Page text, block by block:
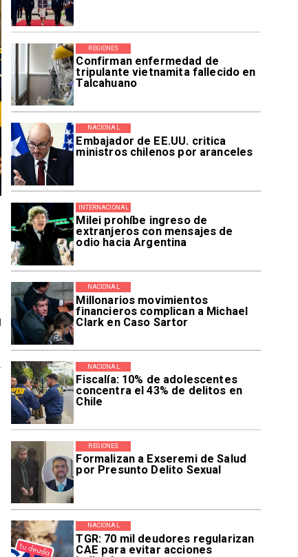
Confirman enfermedad de
tripulante vietnamita fallecido en
Talcahuano
REGIONES
Embajador de EE.UU. critica
ministros chilenos por aranceles
NACIONAL
Milei prohíbe ingreso de
extranjeros con mensajes de
odio hacia Argentina
INTERNACIONAL
Millonarios movimientos
financieros complican a Michael
Clark en Caso Sartor
NACIONAL
Fiscalía: 10% de adolescentes
concentra el 43% de delitos en
Chile
NACIONAL
Formalizan a Exseremi de Salud
por Presunto Delito Sexual
REGIONES
TGR: 70 mil deudores regularizan
CAE para evitar acciones
NACIONAL